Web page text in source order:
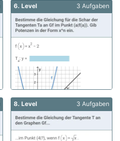
6. Level 3 Aufgaben
8. Level 3 Aufgaben